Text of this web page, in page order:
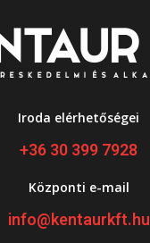
Iroda elérhetőségei
+36 30 399 7928
Központi e-mail
info@kentaurkft.hu